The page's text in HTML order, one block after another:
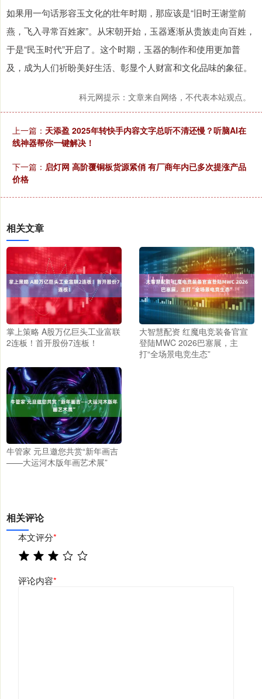
如果用一句话形容玉文化的壮年时期，那应该是“旧时王谢堂前
燕，飞入寻常百姓家”。从宋朝开始，玉器逐渐从贵族走向百姓，
于是“民玉时代”开启了。这个时期，玉器的制作和使用更加普
及，成为人们祈盼美好生活、彰显个人财富和文化品味的象征。
科元网提示：文章来自网络，不代表本站观点。
上一篇： 天添盈 2025年转快手内容文字总听不清还慢？听脑AI在
线神器帮你一键解决！
下一篇： 启灯网 高阶覆铜板货源紧俏 有厂商年内已多次提涨产品
价格
相关文章
掌上策略 A股万亿巨头工业富联
2连板！首开股份7连板！
大智慧配资 红魔电竞装备官宣
登陆MWC 2026巴塞展，主
打“全场景电竞生态”
牛管家 元旦邀您共赏“新年画吉
——大运河木版年画艺术展”
相关评论
本文评分*
评论内容*